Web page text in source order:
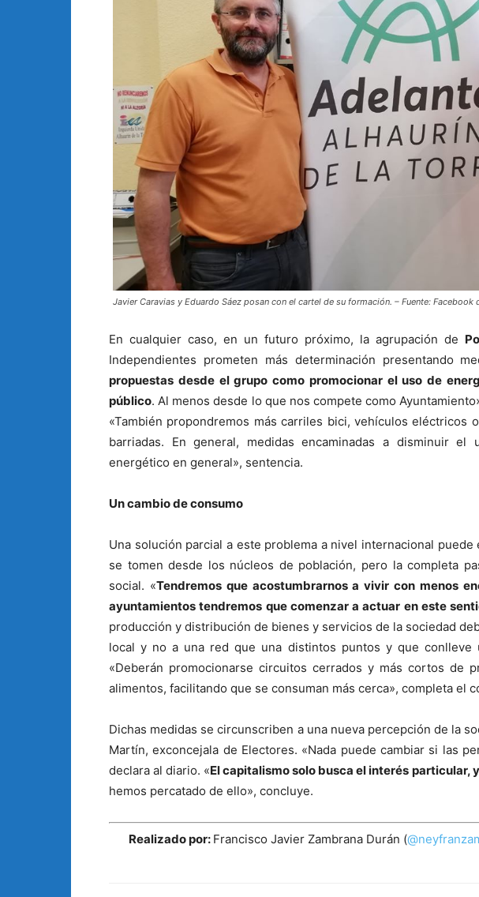
Javier Caravias y Eduardo Sáez posan con el cartel de su formación. – Fuente: Facebook
En cualquier caso, en un futuro próximo, la agrupación de
Independientes prometen más determinación presentando
propuestas desde el grupo como promocionar el uso de
público. Al menos desde lo que nos compete como
«También propondremos más carriles bici, vehículos eléctricos
barriadas. En general, medidas encaminadas a disminuir el
energético en general», sentencia.
Un cambio de consumo
Una solución parcial a este problema a nivel internacional
se tomen desde los núcleos de población, pero la completa
social. «Tendremos que acostumbrarnos a vivir con menos
ayuntamientos tendremos que comenzar a actuar en este
producción y distribución de bienes y servicios de la sociedad
local y no a una red que una distintos puntos y que conlleve
«Deberán promocionarse circuitos cerrados y más cortos de
alimentos, facilitando que se consuman más cerca», completa el
Dichas medidas se circunscriben a una nueva percepción de la
Martín, exconcejala de Electores. «Nada puede cambiar si las
declara al diario. «El capitalismo solo busca el interés particular,
hemos percatado de ello», concluye.
Realizado por: Francisco Javier Zambrana Durán (